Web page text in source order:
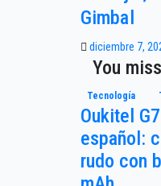
Gimbal
diciembre 7,
You
Tecnología
Oukitel
español:
rudo con